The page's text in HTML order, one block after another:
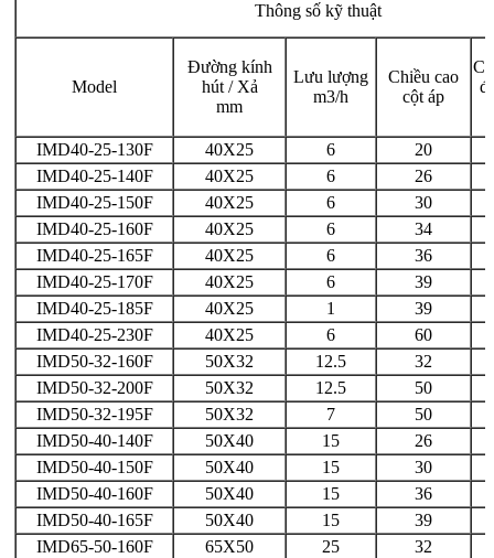
Thông số kỹ thuật
Model
Đường kính
hút / Xả
mm
Lưu lượng
m3/h
Chiều cao
cột áp
IMD40-25-130F 40X25 6
20
IMD40-25-140F
40X25 6
26
IMD40-25-150F
40X25 6
30
IMD40-25-160F
40X25 6
34
IMD40-25-165F
40X25 6
36
IMD40-25-170F
40X25 6
39
IMD40-25-185F
40X25 1
39
IMD40-25-230F
40X25 6
60
IMD50-32-160F
50X32 12.5
32
IMD50-32-200F
50X32 12.5
50
IMD50-32-195F
50X32 7
50
IMD50-40-140F
50X40 15
26
IMD50-40-150F
50X40 15
30
IMD50-40-160F
50X40 15
36
IMD50-40-165F
50X40 15
39
IMD65-50-160F
65X50 25 32